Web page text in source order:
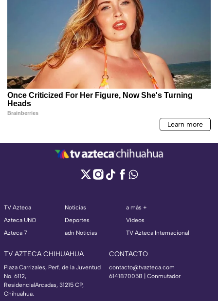
TV Azteca
Azteca UNO
Azteca 7
Noticias
Deportes
adn Noticias
a más +
Videos
TV Azteca Internacional
TV AZTECA CHIHUAHUA
Plaza Carrizales, Perf. de la Juventud
No. 6112,
ResidencialArcadas, 31215 CP,
Chihuahua.
CONTACTO
contacto@tvazteca.com
6141870058 | Conmutador